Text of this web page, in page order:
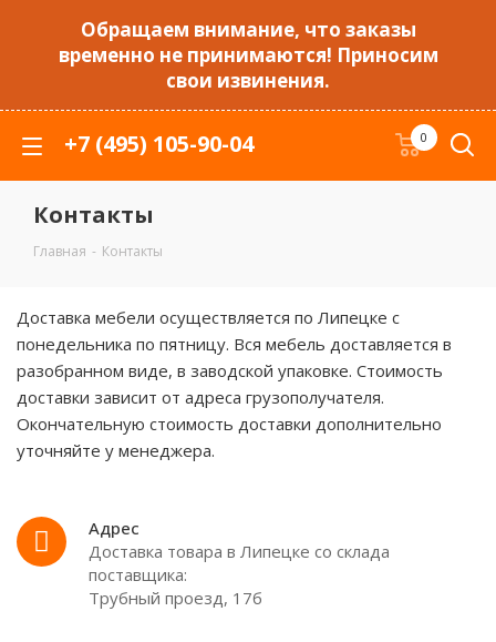
Обращаем внимание, что заказы
временно не принимаются! Приносим
свои извинения.
+7 (495) 105-90-04 0
Контакты
Главная - Контакты
Доставка мебели осуществляется по Липецке с
понедельника по пятницу. Вся мебель доставляется в
разобранном виде, в заводской упаковке. Стоимость
доставки зависит от адреса грузополучателя.
Окончательную стоимость доставки дополнительно
уточняйте у менеджера.
Адрес
Доставка товара в Липецке со склада
поставщика:
Трубный проезд, 17б